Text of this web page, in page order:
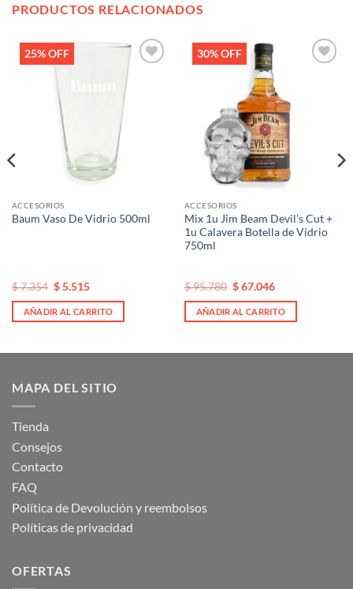
PRODUCTOS RELACIONADOS
25% OFF
ACCESORIOS
Baum Vaso De Vidrio 500ml
El
precio
original
era:
$7.354 El
actual
es:
$5.515
AÑADIR AL CARRITO
30% OFF
ACCESORIOS
Mix 1u Jim Beam Devil’s Cut +
1u Calavera Botella de Vidrio
750ml
El
precio
original
era:
$95.780 El
actual
es:
$67.046
AÑADIR AL CARRITO
MAPA DEL SITIO
Tienda
Consejos
Contacto
FAQ
Política de Devolución y reembolsos
Políticas de privacidad
OFERTAS